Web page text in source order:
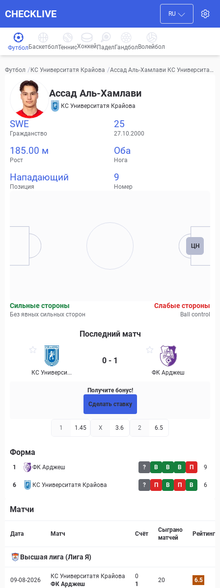
CHECKLIVE RU
Футбол БаскетболТеннисХоккей ПаделГандбол Волейбол
Футбол / КС Университатя Крайова /Ассад Аль-Хамлави КС Университат
Ассад Аль-Хамлави
КС Университатя Крайова
SWE
Гражданство
25
27.10.2000
185.00 м
Рост
Оба
Нога
Нападающий
Позиция
9
Номер
ЦН
Сильные стороны
Без явных сильных сторон
Слабые стороны
Ball control
Последний матч
КС Универси...
0 - 1
ФК Арджеш
Получите бонус!
Сделать ставку
1 1.45 X 3.6 2 6.5
Форма
1 ФК Арджеш ? В В В П 9
6 КС Университатя Крайова ? П В П В 6
Матчи
Дата Матч Счёт
Сыграно
матчей
Рейтинг
Высшая лига (Лига Я)
09-08-2026
КС Университатя Крайова
ФК Арджеш
0
1
20 6.5